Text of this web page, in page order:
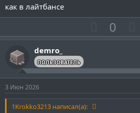
как в лайтбансе
П
о
т
в
0
demro_
ПОЛЬЗОВАТЕЛЬ
3 Июн 2026
1Krokko3213 написал(а):